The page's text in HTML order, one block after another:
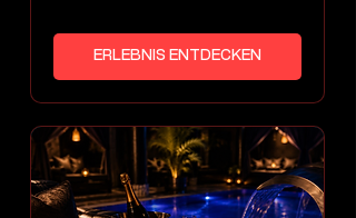
ERLEBNIS ENTDECKEN